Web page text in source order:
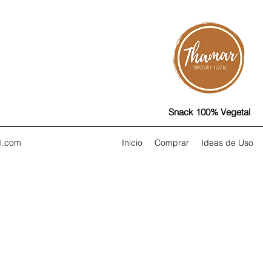
Snack 100% Vegetal
Inicio Comprar Ideas de Uso